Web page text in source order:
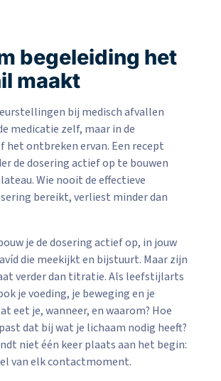
begeleiding het
maakt
bij medisch afvallen
medicatie zelf, maar in de
het ontbreken ervan. Een recept
de dosering actief op te bouwen
Wie nooit de effectieve
bereikt, verliest minder dan
je de dosering actief op, in jouw
die meekijkt en bijstuurt. Maar zijn
verder dan titratie. Als leefstijlarts
je voeding, je beweging en je
eet je, wanneer, en waarom? Hoe
dat bij wat je lichaam nodig heeft?
niet één keer plaats aan het begin:
van elk contactmoment.